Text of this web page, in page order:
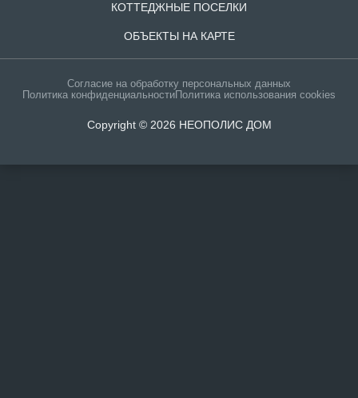
КОТТЕДЖНЫЕ ПОСЕЛКИ
ОБЪЕКТЫ НА КАРТЕ
Согласие на обработку персональных данных
Политика конфиденциальностиПолитика использования cookies
Copyright © 2026 НЕОПОЛИС ДОМ